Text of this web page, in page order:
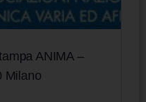
ANIMA –
Milano